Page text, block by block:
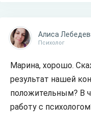
Алиса
Психолог
Марина, хорошо.
результат нашей
положительным? В
работу с